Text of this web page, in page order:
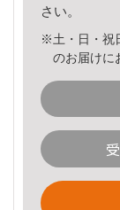
さい。
※土・日・祝
のお届けに